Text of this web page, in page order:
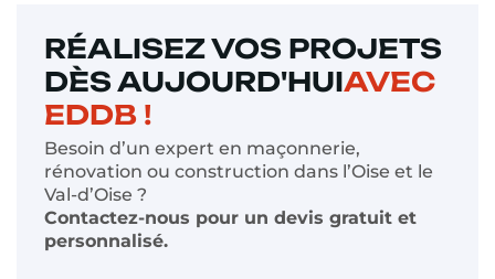
RÉALISEZ VOS PROJETS
DÈS AUJOURD'HUIAVEC
EDDB !
Besoin d’un expert en maçonnerie,
rénovation ou construction dans l’Oise et le
Val-d’Oise ?
Contactez-nous pour un devis gratuit et
personnalisé.